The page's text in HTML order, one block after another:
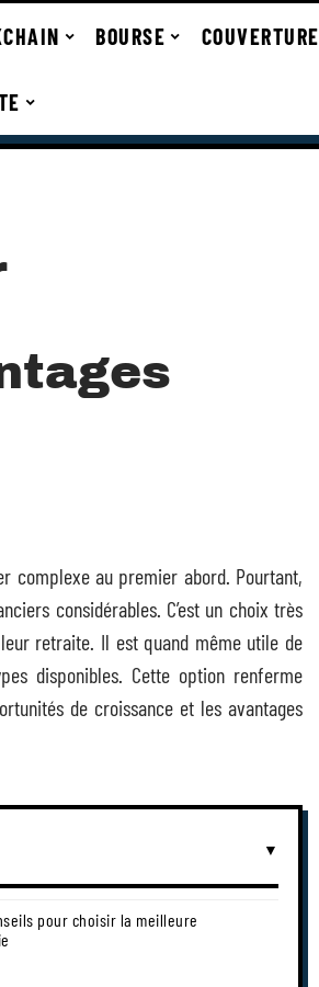
BOURSE COUVERTURE
complexe au premier abord. Pourtant,
considérables. C’est un choix très
retraite. Il est quand même utile de
disponibles. Cette option renferme
de croissance et les avantages
pour choisir la meilleure